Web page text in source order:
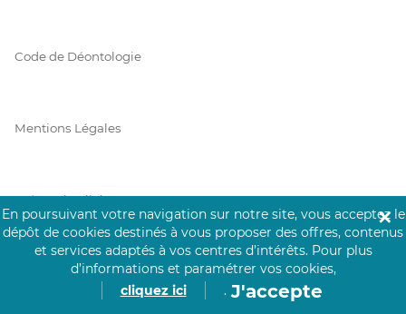
Code de Déontologie
Mentions Légales
Prérequis Click&Care
Protection des Données
En poursuivant votre navigation sur notre site, vous acceptez le
dépôt de cookies destinés à vous proposer des offres, contenus
et services adaptés à vos centres d’intérêts. Pour plus
d’informations et paramétrer vos cookies,
cliquez ici
. J'accepte
✕